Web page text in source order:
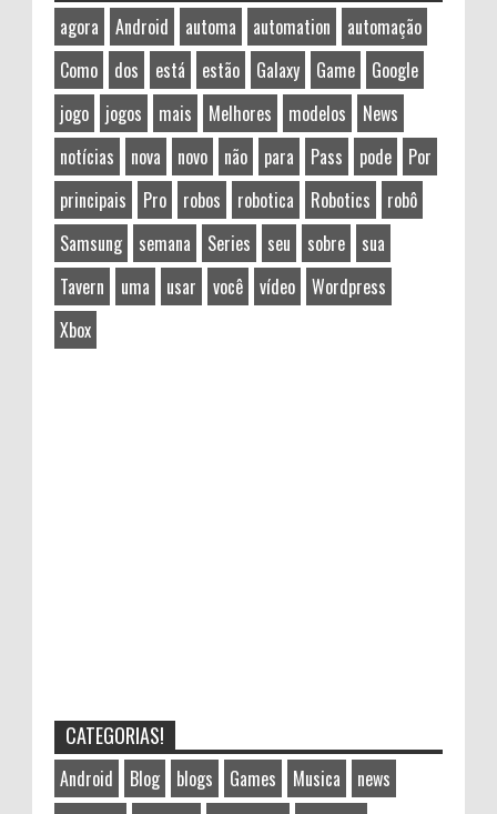
agora Android automa automation
automação
Como
dos está estão Galaxy Game
Google
jogo
jogos mais Melhores modelos
News
notícias
nova novo não para Pass pode
Por
principais
Pro robos robotica Robotics
robô
Samsung
semana Series seu sobre
sua
Tavern
uma usar você vídeo
Wordpress
Xbox
CATEGORIAS!
Android Blog blogs Games Musica
news